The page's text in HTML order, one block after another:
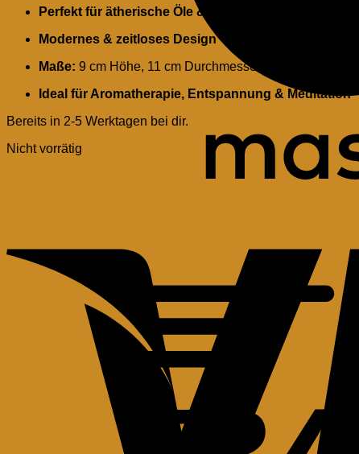
Perfekt für ätherische Öle & Wachsmelts
Modernes & zeitloses Design– passt in jedes Zuhause
Maße: 9 cm Höhe, 11 cm Durchmesser
Ideal für Aromatherapie, Entspannung & Meditation
Bereits in 2-5 Werktagen bei dir.
Nicht vorrätig